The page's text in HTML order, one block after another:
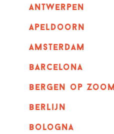
Antwerpen
apeldoorn
Amsterdam
barcelona
bergen op zoom
berlijn
bologna